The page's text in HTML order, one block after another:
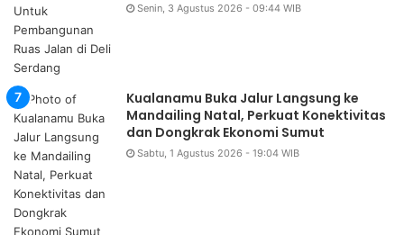
Senin, 3 Agustus 2026 - 09:44 WIB
Kualanamu Buka Jalur Langsung ke
Mandailing Natal, Perkuat Konektivitas
dan Dongkrak Ekonomi Sumut
Sabtu, 1 Agustus 2026 - 19:04 WIB